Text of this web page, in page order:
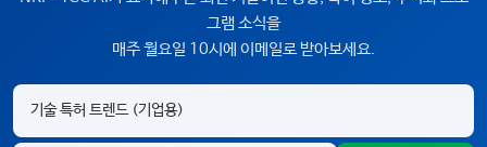
그램 소식을
매주 월요일 10시에 이메일로 받아보세요.